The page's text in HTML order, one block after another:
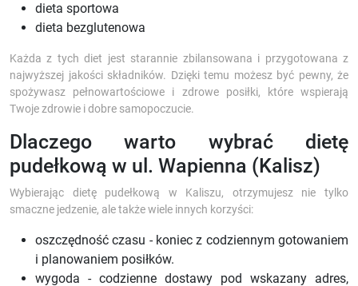
dieta sportowa
dieta bezglutenowa
Każda z tych diet jest starannie zbilansowana i przygotowana z
najwyższej jakości składników. Dzięki temu możesz być pewny, że
spożywasz pełnowartościowe i zdrowe posiłki, które wspierają
Twoje zdrowie i dobre samopoczucie.
Dlaczego warto wybrać dietę
pudełkową w ul. Wapienna (Kalisz)
Wybierając dietę pudełkową w Kaliszu, otrzymujesz nie tylko
smaczne jedzenie, ale także wiele innych korzyści:
oszczędność czasu - koniec z codziennym gotowaniem
i planowaniem posiłków.
wygoda - codzienne dostawy pod wskazany adres,